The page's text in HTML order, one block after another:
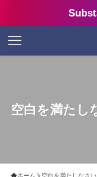
空白を満たし